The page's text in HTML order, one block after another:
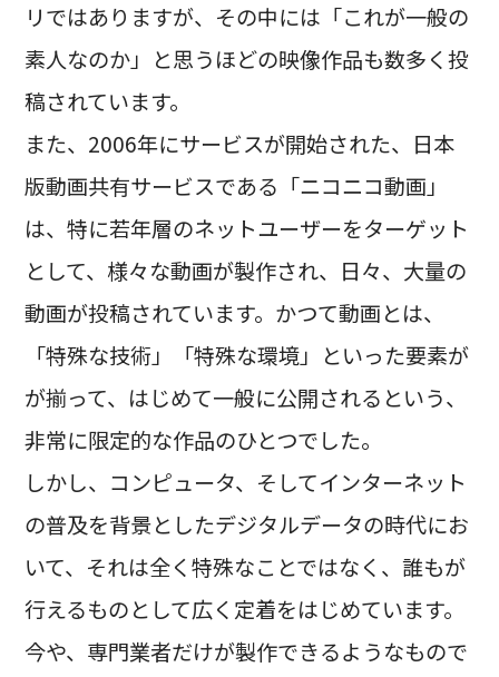
リではありますが、その中には「これが一般の
素人なのか」と思うほどの映像作品も数多く投
稿されています。
また、2006年にサービスが開始された、日本
版動画共有サービスである「ニコニコ動画」
は、特に若年層のネットユーザーをターゲット
として、様々な動画が製作され、日々、大量の
動画が投稿されています。かつて動画とは、
「特殊な技術」「特殊な環境」といった要素が
が揃って、はじめて一般に公開されるという、
非常に限定的な作品のひとつでした。
しかし、コンピュータ、そしてインターネット
の普及を背景としたデジタルデータの時代にお
いて、それは全く特殊なことではなく、誰もが
行えるものとして広く定着をはじめています。
今や、専門業者だけが製作できるようなもので